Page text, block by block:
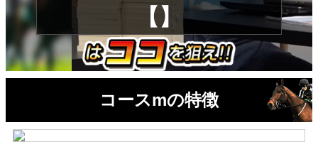
【】
コースmの特徴